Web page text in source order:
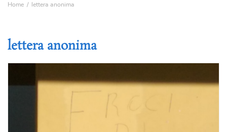
Home lettera anonima
lettera anonima